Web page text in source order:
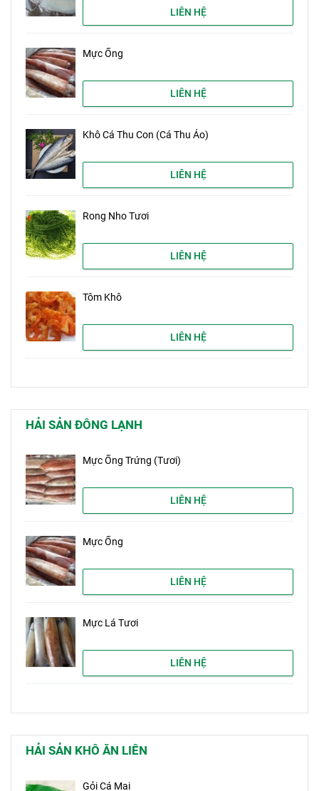
LIÊN HỆ
Mực Ống
LIÊN HỆ
Khô Cá Thu Con (Cá Thu Ảo)
LIÊN HỆ
Rong Nho Tươi
LIÊN HỆ
Tôm Khô
LIÊN HỆ
HẢI SẢN ĐÔNG LẠNH
Mực Ống Trứng (Tươi)
LIÊN HỆ
Mực Ống
LIÊN HỆ
Mực Lá Tươi
LIÊN HỆ
HẢI SẢN KHÔ ĂN LIÊN
Gỏi Cá Mai